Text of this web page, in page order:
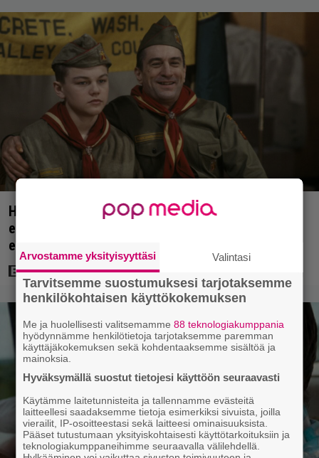
Huippuleffa suoratoistossa: DiCaprion
ensimmäinen päärooli – ja Tobey Maguiren
ensimmäinen elokuvaesiintyminen
Arvostamme yksityisyyttäsi Valintasi
Tarvitsemme suostumuksesi tarjotaksemme
henkilökohtaisen käyttökokemuksen
Me ja huolellisesti valitsemamme88 teknologiakumppania
hyödynnämme henkilötietoja tarjotaksemme paremman
käyttäjäkokemuksen sekä kohdentaaksemme sisältöä ja
mainoksia.
Hyväksymällä suostut tietojesi käyttöön seuraavasti
Käytämme laitetunnisteita ja tallennamme evästeitä
laitteellesi saadaksemme tietoja esimerkiksi sivuista, joilla
vierailit, IP-osoitteestasi sekä laitteesi ominaisuuksista.
Pääset tutustumaan yksityiskohtaisesti käyttötarkoituksiin ja
teknologiakumppaneihimme seuraavalla välilehdellä.